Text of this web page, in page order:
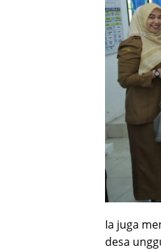
Ia juga
desa